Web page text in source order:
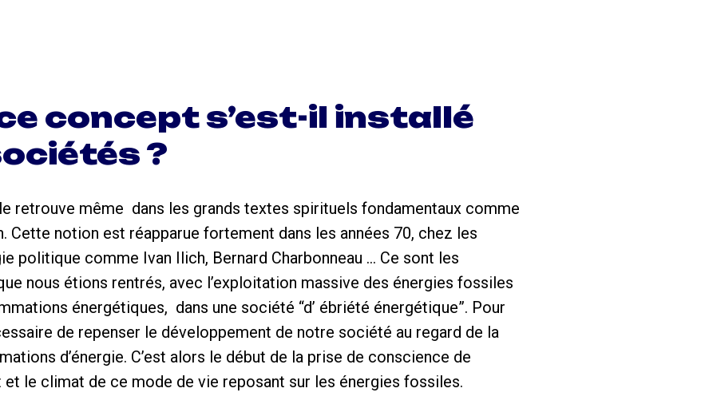
concept s’est-il installé
?
retrouve même dans les grands textes spirituels fondamentaux comme
Cette notion est réapparue fortement dans les années 70, chez les
politique comme Ivan Ilich, Bernard Charbonneau … Ce sont les
nous étions rentrés, avec l’exploitation massive des énergies fossiles
énergétiques, dans une société “d’ ébriété énergétique”. Pour
de repenser le développement de notre société au regard de la
d’énergie. C’est alors le début de la prise de conscience de
et le climat de ce mode de vie reposant sur les énergies fossiles.